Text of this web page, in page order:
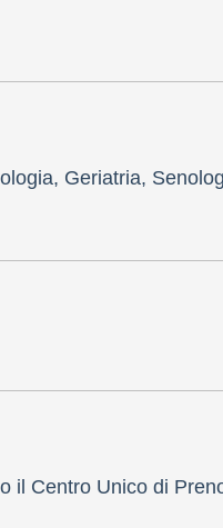
Geriatria,
il Centro Unico di